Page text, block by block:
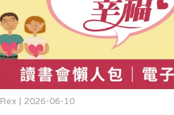
Rex | 2026-06-10